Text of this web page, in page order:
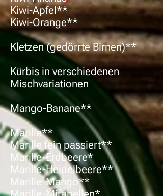
Kiwi-Apfel**
Kiwi-Orange**
Kletzen (gedörrte Birnen)**
Kürbis in verschiedenen
Mischvariationen
Mango-Banane**
Marille**
Marille fein passiert**
Marille-Erdbeere*
Marille-Heidelbeere**
Marille-Mango**